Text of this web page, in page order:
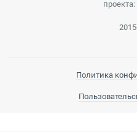
проекта:
Политика